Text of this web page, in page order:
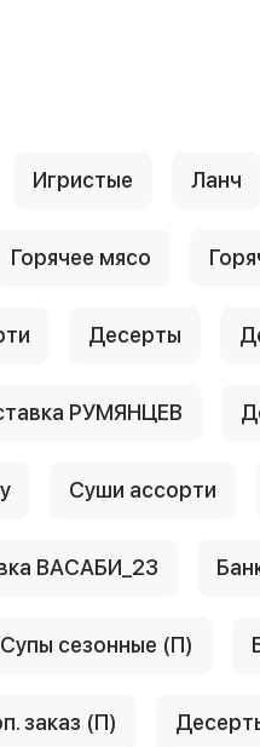
Игристые Ланч
Горячее мясо
Десерты
РУМЯНЦЕВ
Суши ассорти
ВАСАБИ_23
Супы сезонные (П)
заказ (П)